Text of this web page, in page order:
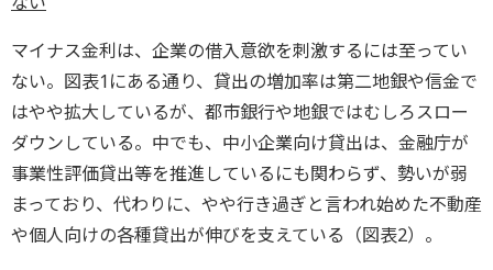
マイナス金利は、企業の借入意欲を刺激するには至ってい
ない。図表1にある通り、貸出の増加率は第二地銀や信金で
はやや拡大しているが、都市銀行や地銀ではむしろスロー
ダウンしている。中でも、中小企業向け貸出は、金融庁が
事業性評価貸出等を推進しているにも関わらず、勢いが弱
まっており、代わりに、やや行き過ぎと言われ始めた不動産
や個人向けの各種貸出が伸びを支えている（図表2）。